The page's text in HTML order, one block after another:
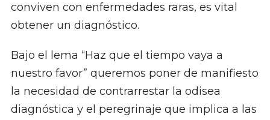
conviven con enfermedades raras, es vital
obtener un diagnóstico.
Bajo el lema “Haz que el tiempo vaya a
nuestro favor” queremos poner de manifiesto
la necesidad de contrarrestar la odisea
diagnóstica y el peregrinaje que implica a las